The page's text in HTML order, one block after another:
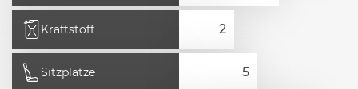
Kraftstoff
Sitzplätze